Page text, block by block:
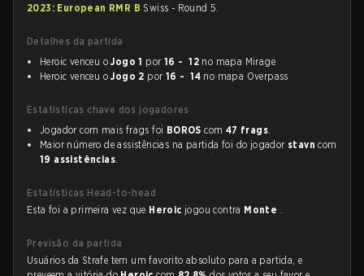
2023: European RMR B Swiss - Round 5.
Detalhes da partida
Heroic venceu oJogo 1 por 16 - 12 no mapa Mirage
Heroic venceu oJogo 2 por 16 - 14 no mapa Overpass
Estatísticas chave dos jogadores
Jogador com mais frags foi BOROS com 47 frags.
Maior número de assistências na partida foi do jogador stavn com
19 assistências.
Estatísticas Head-to-head
Esta foi a primeira vez que Heroic jogou contra Monte .
Previsão da partida
Usuários da Strafe tem um favorito absoluto para a partida, e